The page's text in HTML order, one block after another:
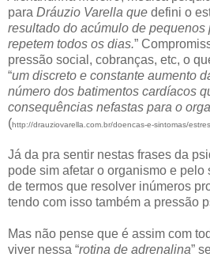
para Dráuzio Varella que defini o
resultado do acúmulo de pequenos
repetem todos os dias.”
pressão social, cobranças, etc, o
“um discreto e constante aumento
número dos batimentos cardíacos
consequências nefastas para o
(http://drauziovarella.com.br/doencas-e-sintomas/
Já da pra sentir nestas frases da
pode sim afetar o organismo e pelo
de termos que resolver inúmeros
tendo com isso também a pressão
Mas não pense que é assim com
viver nessa “rotina de adrenalina”